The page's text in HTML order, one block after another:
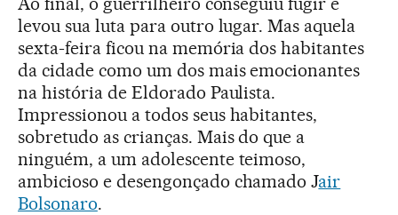
levou sua luta para outro lugar. Mas aquela
sexta-feira ficou na memória dos habitantes
da cidade como um dos mais emocionantes
na história de Eldorado Paulista.
Impressionou a todos seus habitantes,
sobretudo as crianças. Mais do que a
ninguém, a um adolescente teimoso,
ambicioso e desengonçado chamado Jair
Bolsonaro.